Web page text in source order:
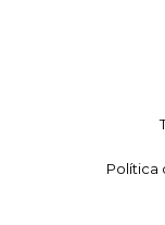
Política